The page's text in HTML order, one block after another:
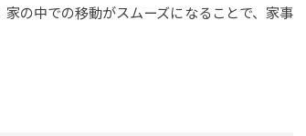
の中での移動がスムーズになることで、家事